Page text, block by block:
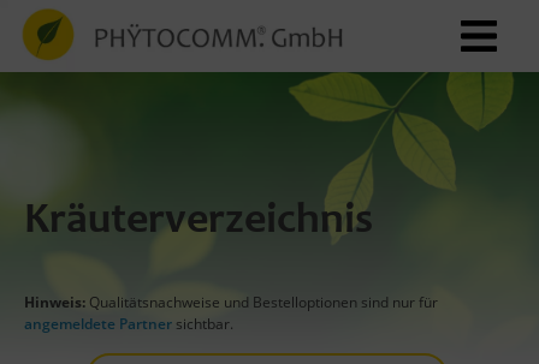
Kräuterverzeichnis
Hinweis: Qualitätsnachweise und Bestelloptionen sind nur für
angemeldete Partner sichtbar.